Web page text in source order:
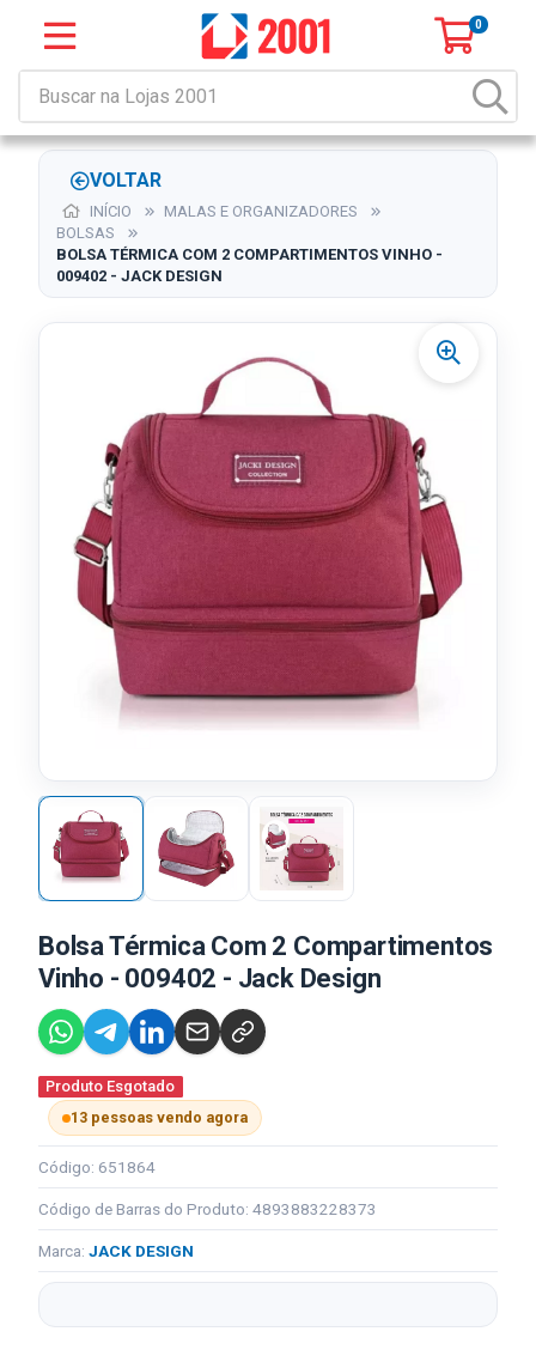
0
VOLTAR
INÍCIO
MALAS E ORGANIZADORES
BOLSAS
BOLSA TÉRMICA COM 2 COMPARTIMENTOS VINHO -
009402 - JACK DESIGN
Bolsa Térmica Com 2 Compartimentos
Vinho - 009402 - Jack Design
Produto Esgotado
13 pessoas vendo agora
Código: 651864
Código de Barras do Produto: 4893883228373
Marca: JACK DESIGN